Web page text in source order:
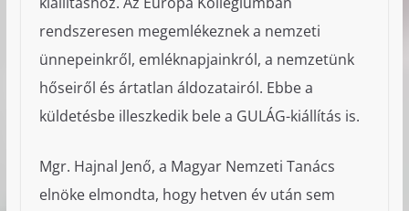
rendszeresen megemlékeznek a nemzeti
ünnepeinkről, emléknapjainkról, a nemzetünk
hőseiről és ártatlan áldozatairól. Ebbe a
küldetésbe illeszkedik bele a GULÁG-kiállítás is.
Mgr. Hajnal Jenő, a Magyar Nemzeti Tanács
elnöke elmondta, hogy hetven év után sem